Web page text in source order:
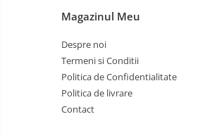
Magazinul Meu
Despre noi
Termeni si Conditii
Politica de Confidentialitate
Politica de livrare
Contact